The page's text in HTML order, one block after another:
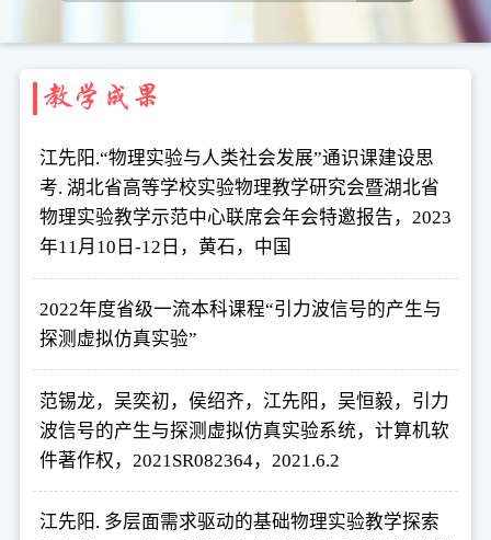
教学成果
江先阳.“物理实验与人类社会发展”通识课建设思
考. 湖北省高等学校实验物理教学研究会暨湖北省
物理实验教学示范中心联席会年会特邀报告，2023
年11月10日-12日，黄石，中国
2022年度省级一流本科课程“引力波信号的产生与
探测虚拟仿真实验”
范锡龙，吴奕初，侯绍齐，江先阳，吴恒毅，引力
波信号的产生与探测虚拟仿真实验系统，计算机软
件著作权，2021SR082364，2021.6.2
江先阳. 多层面需求驱动的基础物理实验教学探索